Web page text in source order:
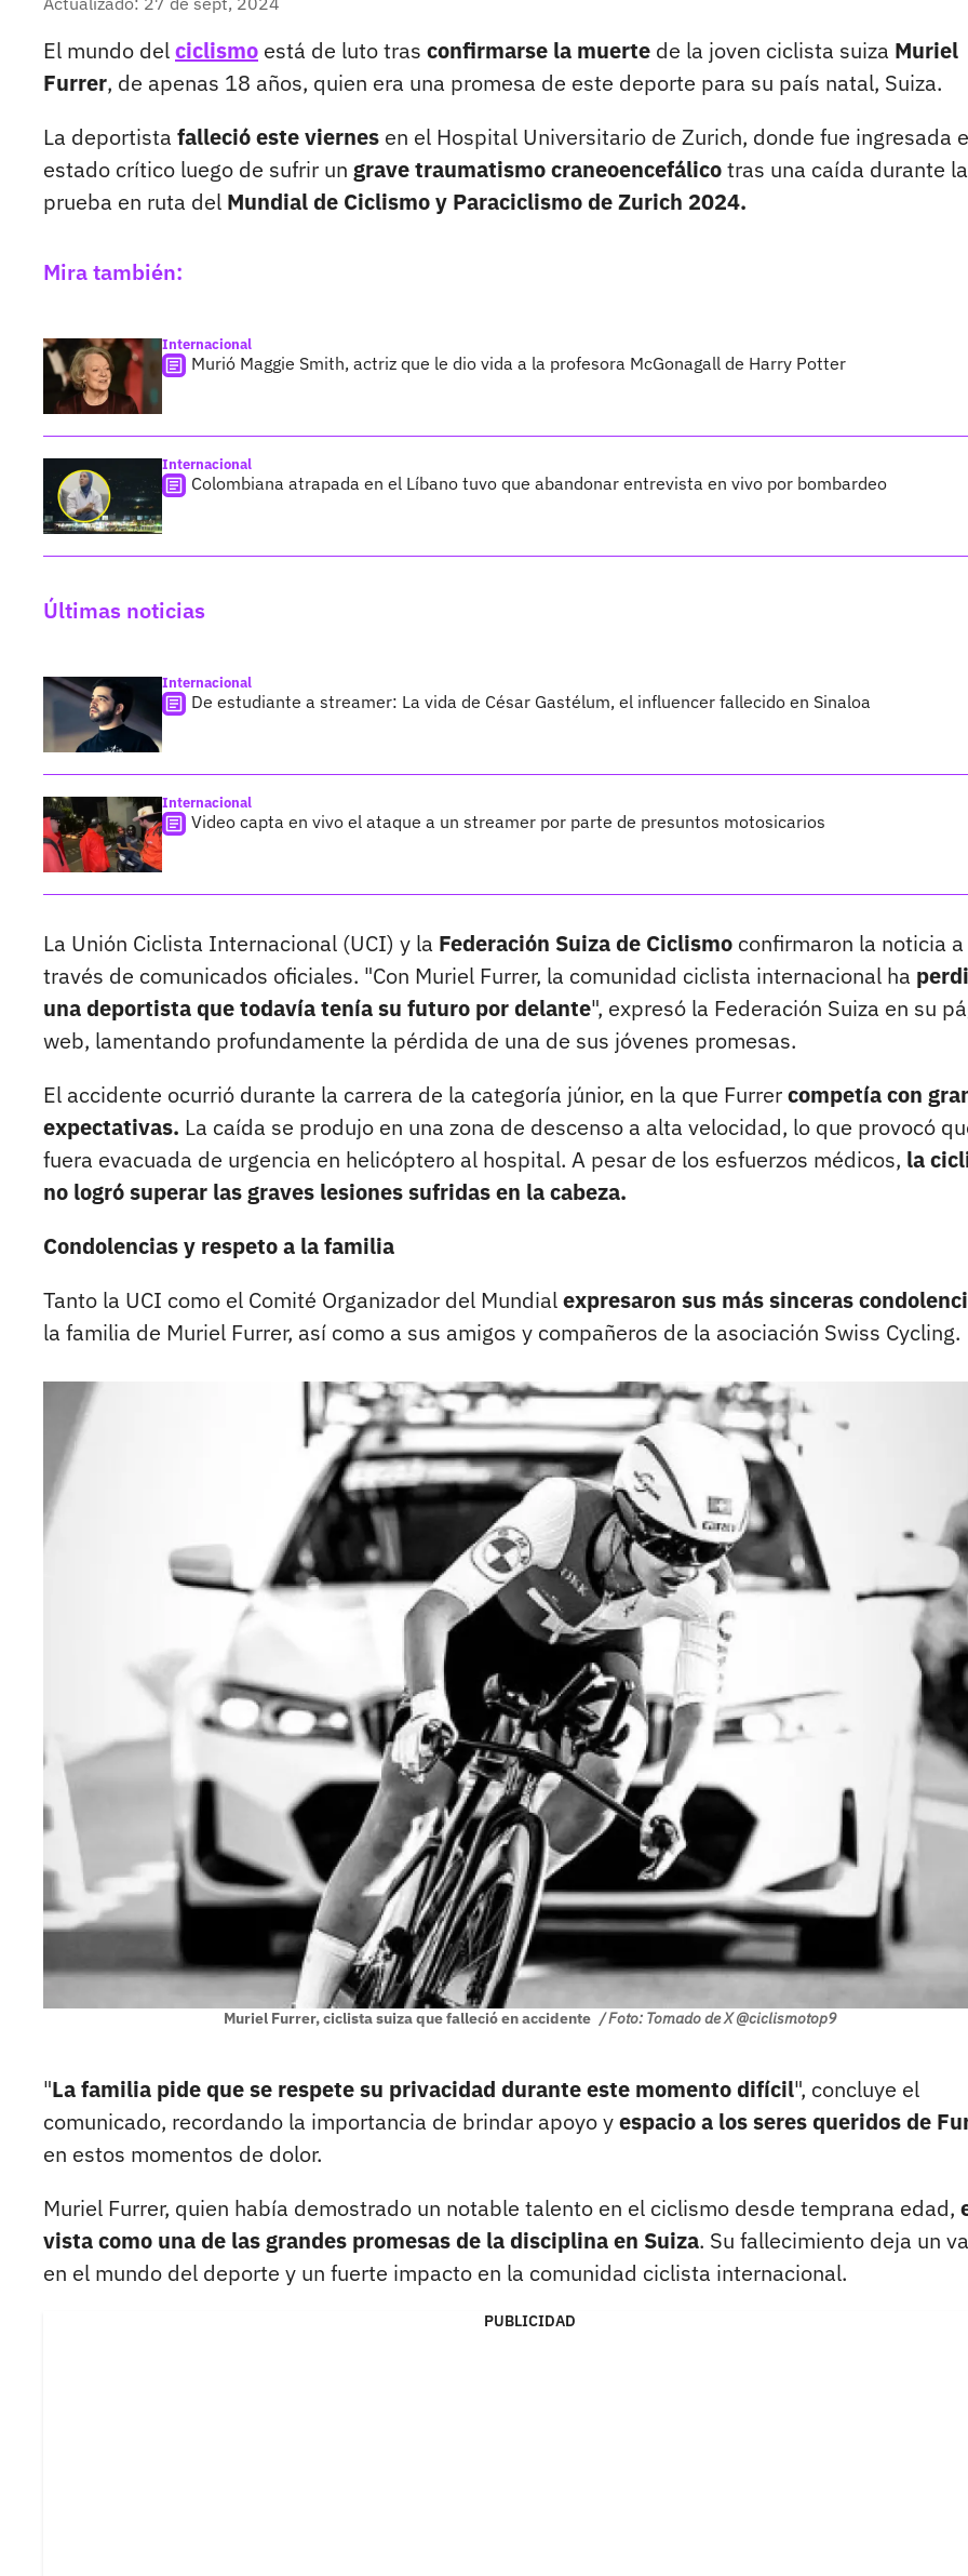
El mundo delciclismo está de luto tras confirmarse la muerte de la joven ciclista suiza Muriel
Furrer, de apenas 18 años, quien era una promesa de este deporte para su país natal, Suiza.
La deportista falleció este viernes en el Hospital Universitario de Zurich, donde fue ingresada
estado crítico luego de sufrir un grave traumatismo craneoencefálicotras una caída durante la
prueba en ruta del Mundial de Ciclismo y Paraciclismo de Zurich 2024.
Mira también:
Internacional
Murió Maggie Smith, actriz que le dio vida a la profesora McGonagall de Harry Potter
Internacional
Colombiana atrapada en el Líbano tuvo que abandonar entrevista en vivo por bombardeo
Últimas noticias
Internacional
De estudiante a streamer: La vida de César Gastélum, el influencer fallecido en Sinaloa
Internacional
Video capta en vivo el ataque a un streamer por parte de presuntos motosicarios
La Unión Ciclista Internacional (UCI) y la Federación Suiza de Ciclismo confirmaron la noticia a
través de comunicados oficiales. "Con Muriel Furrer, la comunidad ciclista internacional ha
una deportista que todavía tenía su futuro por delante", expresó la Federación Suiza en su
web, lamentando profundamente la pérdida de una de sus jóvenes promesas.
El accidente ocurrió durante la carrera de la categoría júnior, en la que Furrercompetía con
expectativas. La caída se produjo en una zona de descenso a alta velocidad, lo que provocó
fuera evacuada de urgencia en helicóptero al hospital. A pesar de los esfuerzos médicos, la
no logró superar las graves lesiones sufridas en la cabeza.
Condolencias y respeto a la familia
Tanto la UCI como el Comité Organizador del Mundialexpresaron sus más sinceras
la familia de Muriel Furrer, así como a sus amigos y compañeros de la asociación Swiss Cycling.
Muriel Furrer, ciclista suiza que falleció en accidente / Foto: Tomado de X @ciclismotop9
"La familia pide que se respete su privacidad durante este momento difícil", concluye el
comunicado, recordando la importancia de brindar apoyo yespacio a los seres queridos de
en estos momentos de dolor.
Muriel Furrer, quien había demostrado un notable talento en el ciclismo desde temprana edad,
vista como una de las grandes promesas de la disciplina en Suiza. Su fallecimiento deja un
en el mundo del deporte y un fuerte impacto en la comunidad ciclista internacional.
PUBLICIDAD